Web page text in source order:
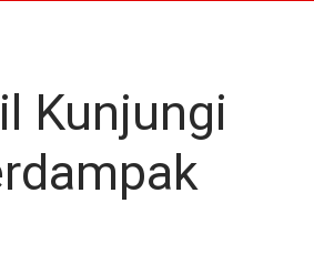
Kunjungi